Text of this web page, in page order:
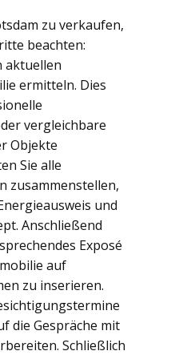
zu verkaufen,
beachten:
aktuellen
ermitteln. Dies
vergleichbare
Objekte
Sie alle
zusammenstellen,
und
Anschließend
Exposé
auf
zu inserieren.
die Gespräche mit
Schließlich